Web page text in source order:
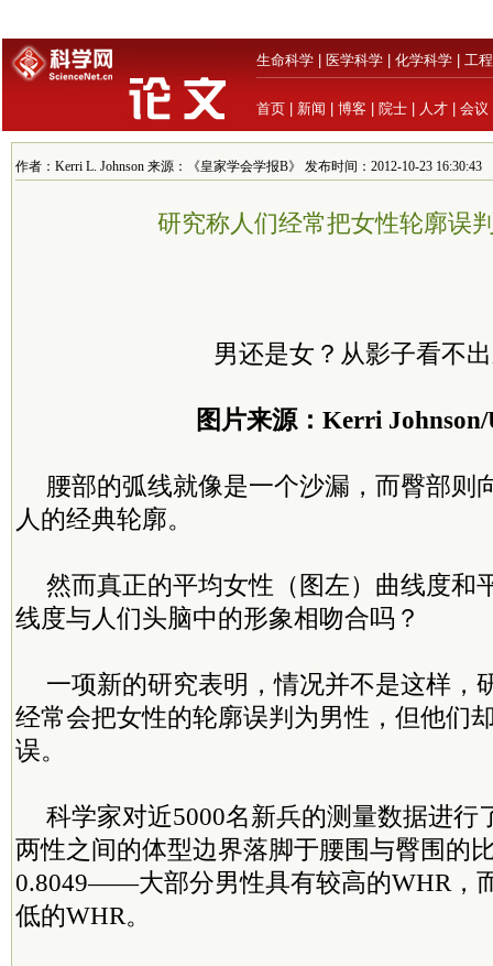
生命科学 医学科学 化学科学 工
首页 新闻 博客 院士 人才 会议
作者：Kerri L. Johnson 来源：《皇家学会学报B》 发布时间：2012-10-23 16:30:43
研究称人们经常把女性轮廓误
男还是女？从影子看不
图片来源：Kerri
腰部的弧线就像是一个沙漏，而臀部
人的经典轮廓。
然而真正的平均女性（图左）曲线度和
线度与人们头脑中的形象相吻合吗？
一项新的研究表明，情况并不是这样，
经常会把女性的轮廓误判为男性，但他们
误。
科学家对近5000名新兵的测量数据进行
两性之间的体型边界落脚于腰围与臀围的
0.8049——大部分男性具有较高的WHR，
低的WHR。